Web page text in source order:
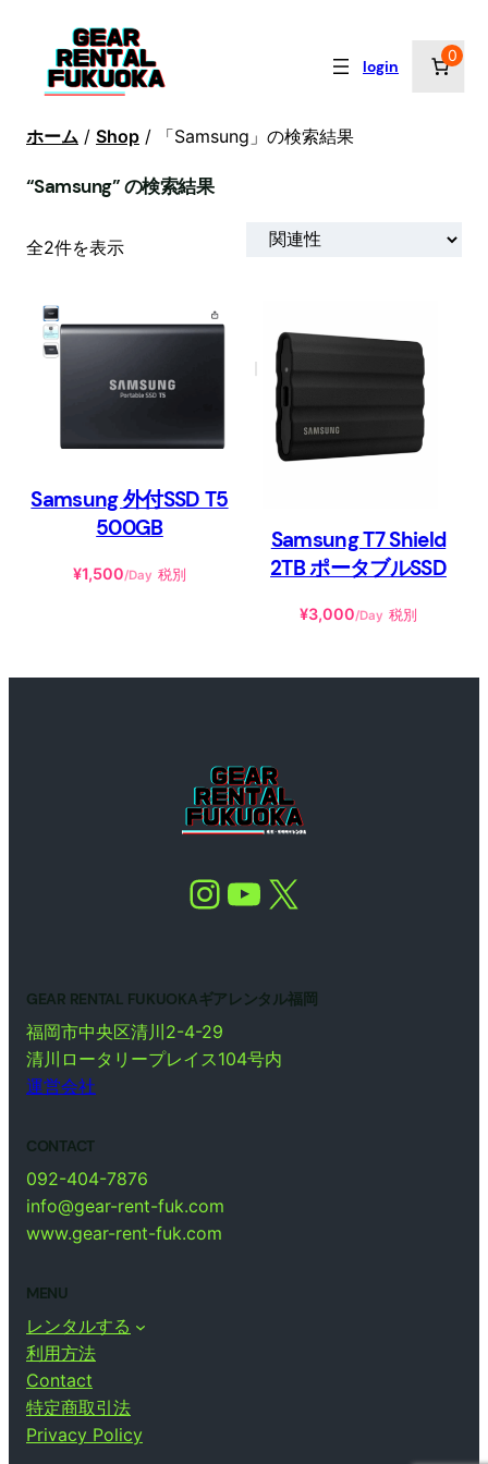
login
0
ホーム / Shop / 「Samsung」の検索結果
“Samsung” の検索結果
全2件を表示新
順
Samsung 外付SSD T5
500GB
¥1,500/Day 税別
Samsung T7 Shield
2TB ポータブルSSD
¥3,000/Day 税別
Instagram YouTube X
GEAR RENTAL FUKUOKAギアレンタル福岡
福岡市中央区清川2-4-29
清川ロータリープレイス104号内
運営会社
CONTACT
092-404-7876
info@gear-rent-fuk.com
www.gear-rent-fuk.com
MENU
レンタルする
利用方法
Contact
特定商取引法
Privacy Policy